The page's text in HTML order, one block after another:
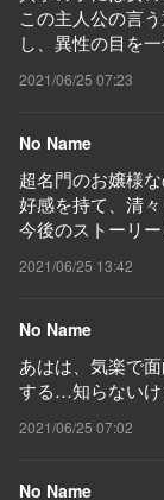
この主人公の言
し、異性の目を
2021/06/25 07:23
No Name
超名門のお嬢様
好感を持て、清
今後のストーリ
2021/06/25 13:42
No Name
あはは、気楽で
する…知らないけ
2021/06/25 07:02
No Name